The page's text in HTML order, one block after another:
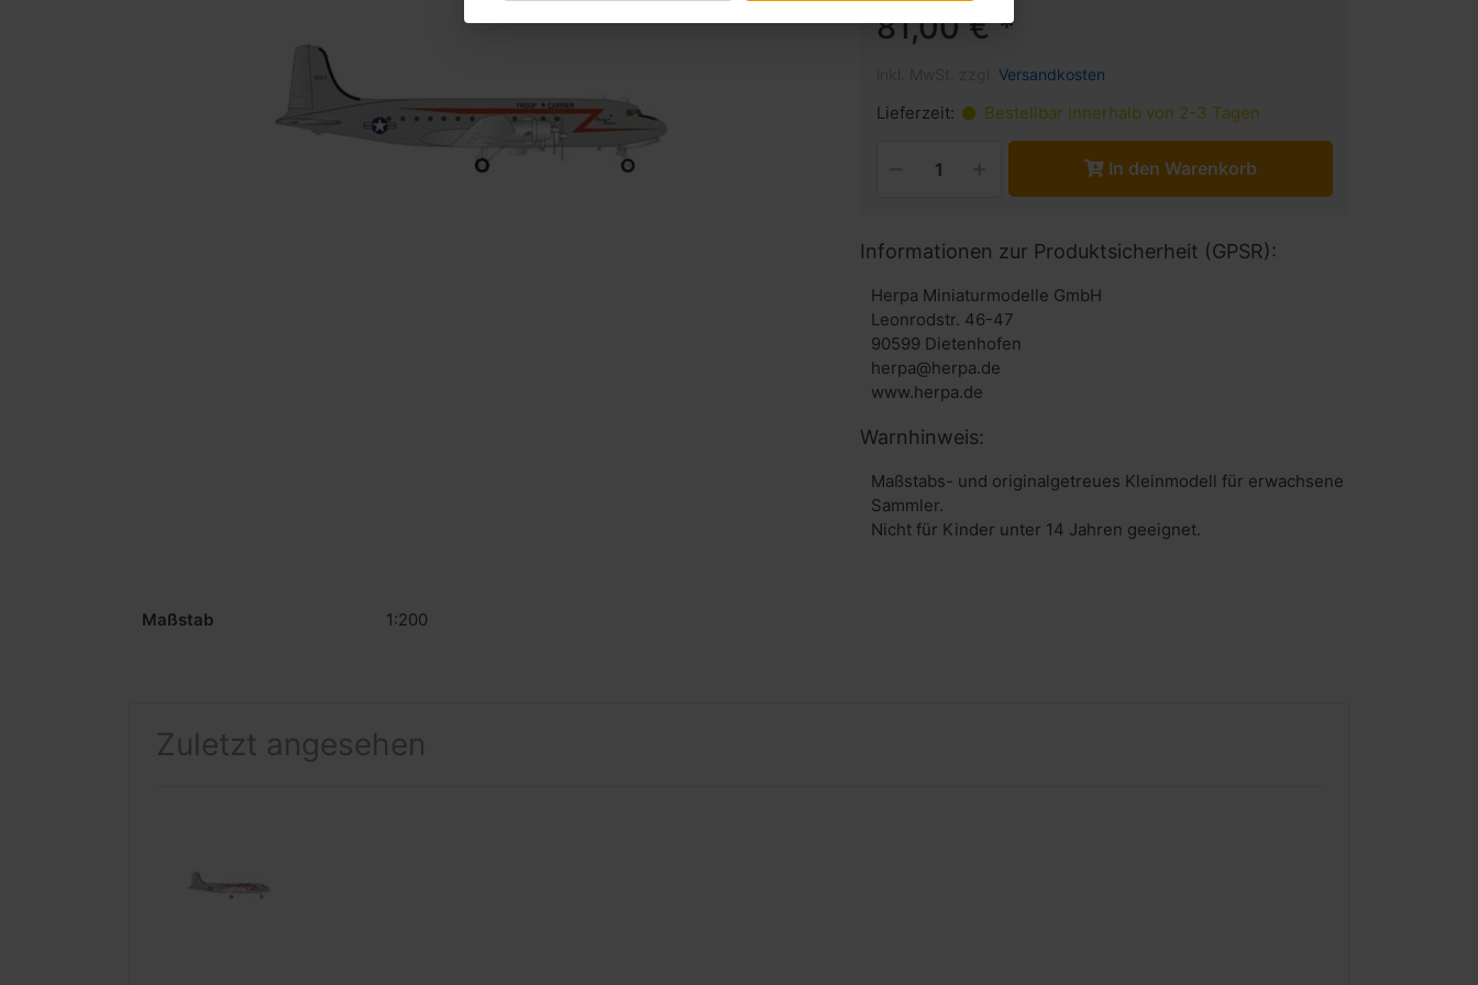
81,00 € *
Versandkosten
Lieferzeit: Bestellbar innerhalb von 2-3 Tagen
In den Warenkorb
Informationen zur Produktsicherheit (GPSR):
Herpa Miniaturmodelle GmbH
Leonrodstr. 46-47
90599 Dietenhofen
herpa@herpa.de
www.herpa.de
Warnhinweis:
Maßstabs- und originalgetreues Kleinmodell für erwachsene
Sammler.
Nicht für Kinder unter 14 Jahren geeignet.
Maßstab 1:200
Zuletzt angesehen